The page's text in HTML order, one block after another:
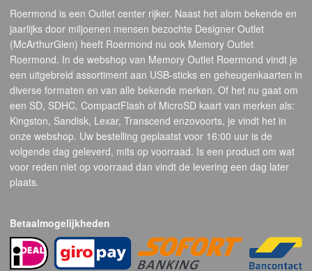
Roermond is een Outlet center rijker. Naast het alom bekende en
jaarlijks door miljoenen mensen bezochte Designer Outlet
(McArthurGlen) heeft Roermond nu ook Memory Outlet
Roermond. In de webshop van Memory Outlet Roermond vindt je
een uitgebreid assortiment aan USB-sticks en geheugenkaarten in
diverse formaten en van alle bekende merken. Of het nu gaat om
een SD, SDHC, CompactFlash of MicroSD kaart van merken als:
Kingston, Sandisk, Lexar, Transcend enzovoorts, je vindt het in
onze webshop. Uw bestelling geplaatst voor 16:00 uur is de
volgende dag geleverd, mits op voorraad. Is een product om wat
voor reden niet op voorraad dan vindt de levering een dag later
plaats.
Betaalmogelijkheden